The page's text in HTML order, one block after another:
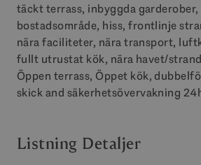
täckt terrass, inbyggda
bostadsområde, hiss, frontlinje
nära faciliteter, nära transport,
fullt utrustat kök, nära havet/
Öppen terrass, Öppet kök,
skick and säkerhetsövervakning
Listning Detaljer